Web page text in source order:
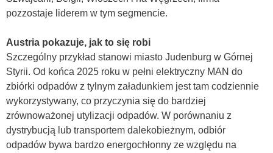
pozzostaje liderem w tym segmencie.
Austria pokazuje, jak to się robi
Szczególny przykład stanowi miasto Judenburg w Górnej
Styrii. Od końca 2025 roku w pełni elektryczny MAN do
zbiórki odpadów z tylnym załadunkiem jest tam codziennie
wykorzystywany, co przyczynia się do bardziej
zrównoważonej utylizacji odpadów. W porównaniu z
dystrybucją lub transportem dalekobieżnym, odbiór
odpadów bywa bardzo energochłonny ze względu na